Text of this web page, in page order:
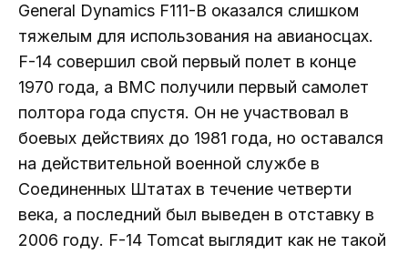
General Dynamics F111-B оказался слишком
тяжелым для использования на авианосцах.
F-14 совершил свой первый полет в конце
1970 года, а ВМС получили первый самолет
полтора года спустя. Он не участвовал в
боевых действиях до 1981 года, но оставался
на действительной военной службе в
Соединенных Штатах в течение четверти
века, а последний был выведен в отставку в
2006 году. F-14 Tomcat выглядит как не такой